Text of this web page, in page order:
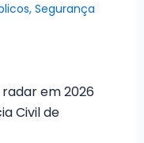
, Segurança
em 2026
Civil de